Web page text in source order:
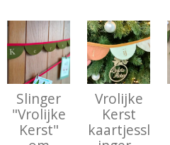
Slinger
"Vrolijke
Kerst"
Vrolijke
Kerst
kaartjessl